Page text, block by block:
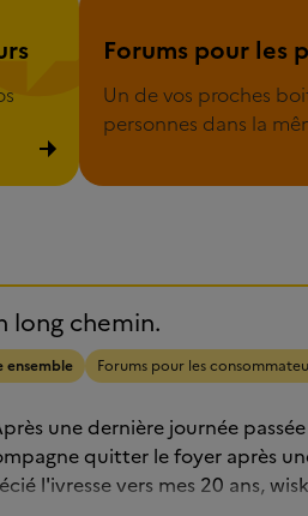
Forums pour les
Un de vos proches
personnes dans la
long chemin.
ensemble Forums pour les
une dernière journée
quitter le foyer après
l'ivresse vers mes 20 ans,